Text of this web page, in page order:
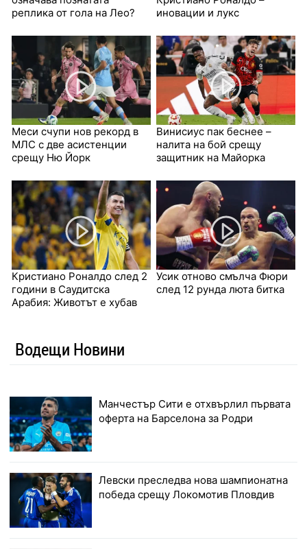
реплика от гола на Лео?
иновации и лукс
Меси счупи нов рекорд в
МЛС с две асистенции
срещу Ню Йорк
Винисиус пак беснее –
налита на бой срещу
защитник на Майорка
Кристиано Роналдо след 2
години в Саудитска
Арабия: Животът е хубав
Усик отново смълча Фюри
след 12 рунда люта битка
Водещи Новини
Манчестър Сити е отхвърлил първата
оферта на Барселона за Родри
Левски преследва нова шампионатна
победа срещу Локомотив Пловдив